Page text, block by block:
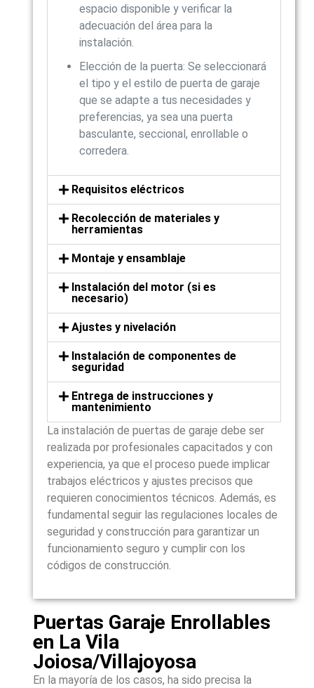
espacio disponible y verificar la
adecuación del área para la
instalación.
Elección de la puerta: Se seleccionará
el tipo y el estilo de puerta de garaje
que se adapte a tus necesidades y
preferencias, ya sea una puerta
basculante, seccional, enrollable o
corredera.
Requisitos eléctricos
Recolección de materiales y
herramientas
Montaje y ensamblaje
Instalación del motor (si es
necesario)
Ajustes y nivelación
Instalación de componentes de
seguridad
Entrega de instrucciones y
mantenimiento
La instalación de puertas de garaje debe ser
realizada por profesionales capacitados y con
experiencia, ya que el proceso puede implicar
trabajos eléctricos y ajustes precisos que
requieren conocimientos técnicos. Además, es
fundamental seguir las regulaciones locales de
seguridad y construcción para garantizar un
funcionamiento seguro y cumplir con los
códigos de construcción.
Puertas Garaje Enrollables
en La Vila
Joiosa/Villajoyosa
En la mayoría de los casos, ha sido precisa la